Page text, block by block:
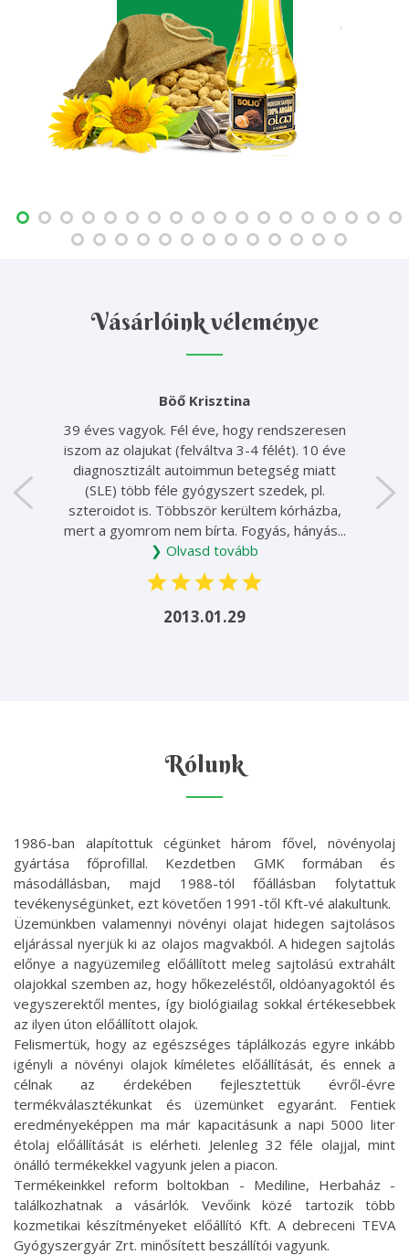
Vásárlóink véleménye
Böő Krisztina
39 éves vagyok. Fél éve, hogy rendszeresen
iszom az olajukat (felváltva 3-4 félét). 10 éve
diagnosztizált autoimmun betegség miatt
(SLE) több féle gyógyszert szedek, pl.
szteroidot is. Többször kerültem kórházba,
mert a gyomrom nem bírta. Fogyás, hányás...
❯ Olvasd tovább
2013.01.29
Rólunk
1986-ban alapítottuk cégünket három fővel, növényolaj
gyártása főprofillal. Kezdetben GMK formában és
másodállásban, majd 1988-tól főállásban folytattuk
tevékenységünket, ezt követően 1991-től Kft-vé alakultunk.
Üzemünkben valamennyi növényi olajat hidegen sajtolásos
eljárással nyerjük ki az olajos magvakból. A hidegen sajtolás
előnye a nagyüzemileg előállított meleg sajtolású extrahált
olajokkal szemben az, hogy hőkezeléstől, oldóanyagoktól és
vegyszerektől mentes, így biológiailag sokkal értékesebbek
az ilyen úton előállított olajok.
Felismertük, hogy az egészséges táplálkozás egyre inkább
igényli a növényi olajok kíméletes előállítását, és ennek a
célnak az érdekében fejlesztettük évről-évre
termékválasztékunkat és üzemünket egyaránt. Fentiek
eredményeképpen ma már kapacitásunk a napi 5000 liter
étolaj előállítását is elérheti. Jelenleg 32 féle olajjal, mint
önálló termékekkel vagyunk jelen a piacon.
Termékeinkkel reform boltokban - Mediline, Herbaház -
találkozhatnak a vásárlók. Vevőink közé tartozik több
kozmetikai készítményeket előállító Kft. A debreceni TEVA
Gyógyszergyár Zrt. minősített beszállítói vagyunk.